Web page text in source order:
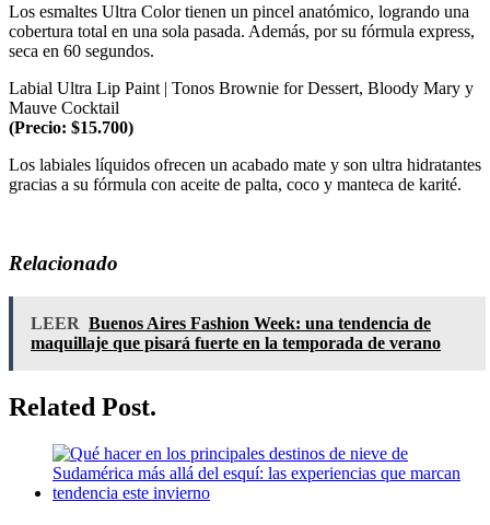
Los esmaltes Ultra Color tienen un pincel anatómico, logrando una
cobertura total en una sola pasada. Además, por su fórmula express,
seca en 60 segundos.
Labial Ultra Lip Paint | Tonos Brownie for Dessert, Bloody Mary y
Mauve Cocktail
(Precio: $15.700)
Los labiales líquidos ofrecen un acabado mate y son ultra hidratantes
gracias a su fórmula con aceite de palta, coco y manteca de karité.
Relacionado
LEER Buenos Aires Fashion Week: una tendencia de
maquillaje que pisará fuerte en la temporada de verano
Related Post.